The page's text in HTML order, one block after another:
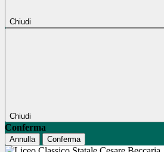
Chiudi
Chiudi
Conferma
Annulla Conferma